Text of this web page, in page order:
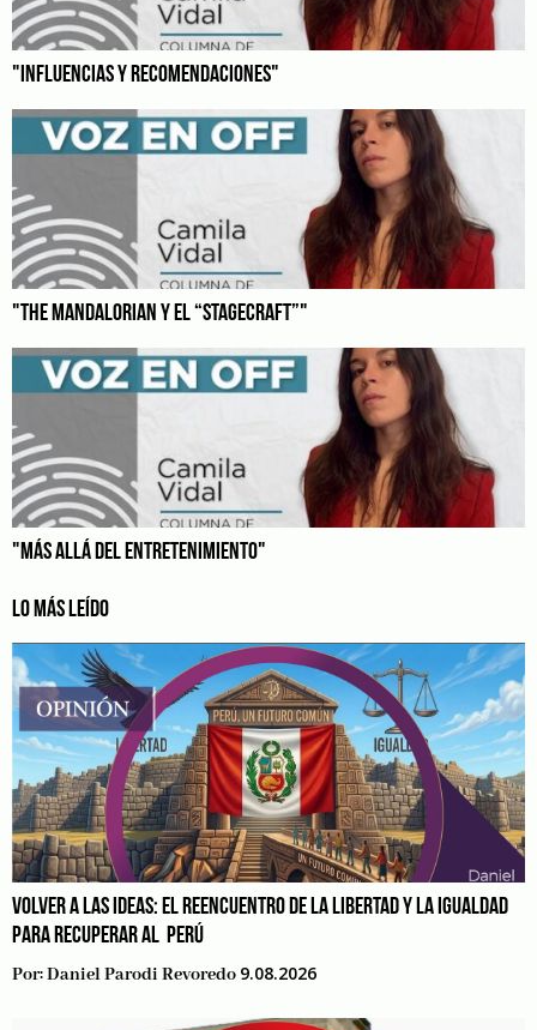
"INFLUENCIAS Y RECOMENDACIONES"
"THE MANDALORIAN Y EL “STAGECRAFT”"
"MÁS ALLÁ DEL ENTRETENIMIENTO"
LO MÁS LEÍDO
VOLVER A LAS IDEAS: EL REENCUENTRO DE LA LIBERTAD Y LA IGUALDAD
PARA RECUPERAR AL PERÚ
Por:Daniel Parodi Revoredo 9.08.2026